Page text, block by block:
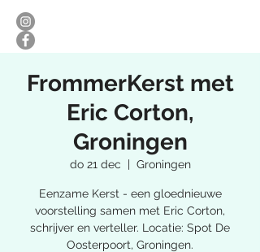
FrommerKerst met
Eric Corton,
Groningen
do 21 dec
  |
Groningen
Eenzame Kerst - een gloednieuwe
voorstelling samen met Eric Corton,
schrijver en verteller. Locatie: Spot De
Oosterpoort, Groningen.